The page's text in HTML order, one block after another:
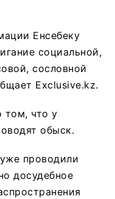
Енсебеку
социальной,
сословной
Exclusive.kz.
том, что у
обыск.
проводили
досудебное